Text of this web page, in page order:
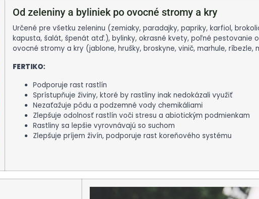
Od zeleniny a byliniek po ovocné stromy a kry
Určené pre všetku zeleninu (zemiaky, paradajky, papriky, karfiol,
kapusta, šalát, špenát atď.), bylinky, okrasné kvety, poľné pestovanie
ovocné stromy a kry (jablone, hrušky, broskyne, vinič, marhule, ríbezle,
FERTIKO:
Podporuje rast rastlín
Sprístupňuje živiny, ktoré by rastliny inak nedokázali využiť
Nezaťažuje pôdu a podzemné vody chemikáliami
Zlepšuje odolnosť rastlín voči stresu a abiotickým podmienkam
Rastliny sa lepšie vyrovnávajú so suchom
Zlepšuje príjem živín, podporuje rast koreňového systému